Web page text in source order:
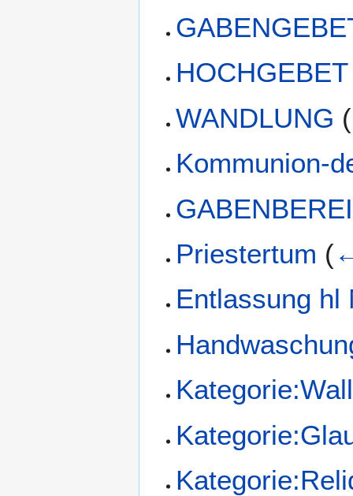
HOCHGEBET
WANDLUNG (
Kommunion-
Priestertum (
Entlassung hl